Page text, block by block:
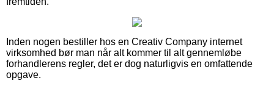
Inden nogen bestiller hos en Creativ Company internet
virksomhed bør man når alt kommer til alt gennemløbe
forhandlerens regler, det er dog naturligvis en omfattende
opgave.